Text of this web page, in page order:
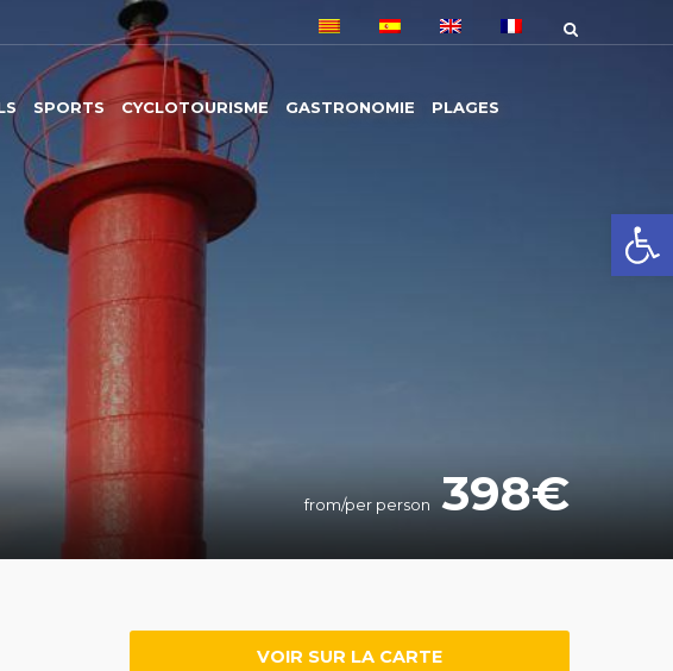
Ouvrir
SPORTS CYCLOTOURISME GASTRONOMIE PLAGES
from/per person 398
VOIR SUR LA CARTE